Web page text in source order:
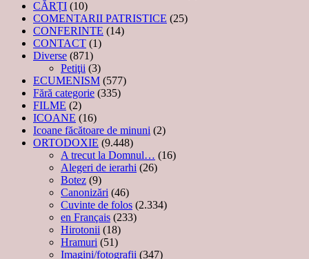
CĂRȚI (10)
COMENTARII PATRISTICE (25)
CONFERINTE (14)
CONTACT (1)
Diverse (871)
Petiţii (3)
ECUMENISM (577)
Fără categorie (335)
FILME (2)
ICOANE (16)
Icoane făcătoare de minuni (2)
ORTODOXIE (9.448)
A trecut la Domnul… (16)
Alegeri de ierarhi (26)
Botez (9)
Canonizări (46)
Cuvinte de folos (2.334)
en Français (233)
Hirotonii (18)
Hramuri (51)
Imagini/fotografii (347)